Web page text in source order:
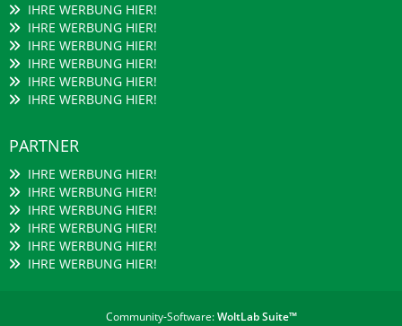
IHRE WERBUNG HIER!
IHRE WERBUNG HIER!
IHRE WERBUNG HIER!
IHRE WERBUNG HIER!
IHRE WERBUNG HIER!
IHRE WERBUNG HIER!
PARTNER
IHRE WERBUNG HIER!
IHRE WERBUNG HIER!
IHRE WERBUNG HIER!
IHRE WERBUNG HIER!
IHRE WERBUNG HIER!
IHRE WERBUNG HIER!
Community-Software:WoltLab Suite™